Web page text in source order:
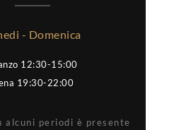
- Domenica
12:30-15:00
19:30-22:00
alcuni periodi è presente